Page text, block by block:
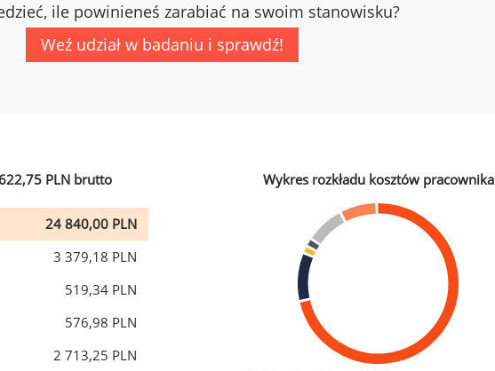
ile powinieneś zarabiać na swoim stanowisku?
Weź udział w badaniu i sprawdź!
PLN brutto
24 840,00 PLN
3 379,18 PLN
519,34 PLN
576,98 PLN
2 713,25 PLN
Wykres rozkładu kosztów pracownika